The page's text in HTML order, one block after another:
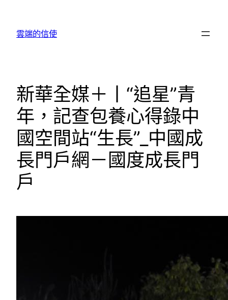
雲端的信使
新華全媒＋丨“追星”青
年，記查包養心得錄中
國空間站“生長”_中國成
長門戶網－國度成長門
戶